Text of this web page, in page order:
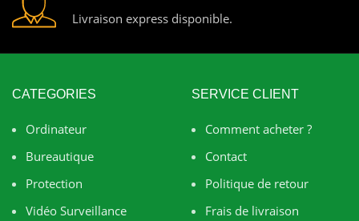
Livraison express disponible.
CATEGORIES
Ordinateur
Bureautique
Protection
Vidéo Surveillance
SERVICE CLIENT
Comment acheter ?
Contact
Politique de retour
Frais de livraison